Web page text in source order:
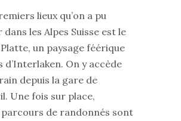
lieux qu’on a pu
les Alpes Suisse est le
un paysage féérique
d’Interlaken. On y accède
depuis la gare de
Une fois sur place,
parcours de randonnés sont